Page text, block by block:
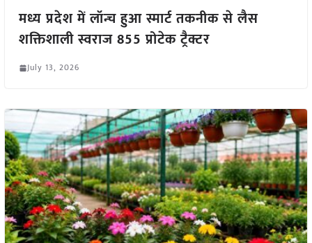
मध्य प्रदेश में लॉन्च हुआ स्मार्ट तकनीक से लैस
शक्तिशाली स्वराज 855 प्रोटेक ट्रैक्टर
July 13, 2026